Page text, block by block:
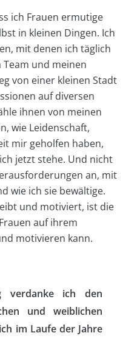
ich Frauen ermutige
in kleinen Dingen. Ich
mit denen ich täglich
und meinen
von einer kleinen Stadt
auf diversen
ihnen von meinen
wie Leidenschaft,
mir geholfen haben,
jetzt stehe. Und nicht
an, mit
wie ich sie bewältige.
und motiviert, ist die
auf ihrem
motivieren kann.
verdanke ich den
und weiblichen
im Laufe der Jahre